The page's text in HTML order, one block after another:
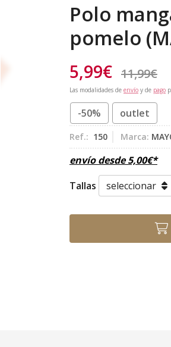
Polo
pomelo
5,99€ 11,99€
Las modalidades de envío y de pago
-50% outlet
Ref.: 150 Marca:
envío desde5,00€*
Tallas